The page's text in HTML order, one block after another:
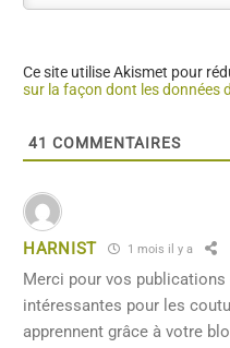
Ce site utilise Akismet pour
sur la façon dont les données
41 COMMENTAIRES
HARNIST 1 mois il y a
Merci pour vos
intéressantes pour les
apprennent grâce à votre